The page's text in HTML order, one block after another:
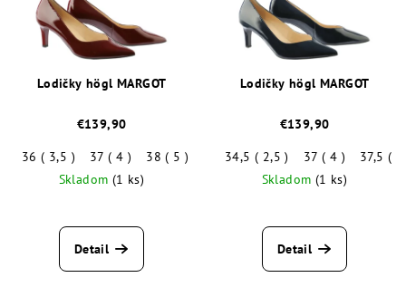
Lodičky högl MARGOT
€139,90
36 ( 3,5 )
37 ( 4 ) 38 ( 5 )
38,5 ( 5,5 )
Skladom (1 ks)
Detail
Lodičky högl MARGOT
€139,90
34,5 ( 2,5 )
37 ( 4 )
37,5 (
Skladom (1 ks)
Detail